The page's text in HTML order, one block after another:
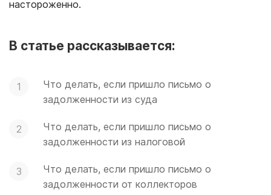
настороженно.
В статье рассказывается:
Что делать, если пришло письмо о
задолженности из суда
Что делать, если пришло письмо о
задолженности из налоговой
Что делать, если пришло письмо о
задолженности от коллекторов